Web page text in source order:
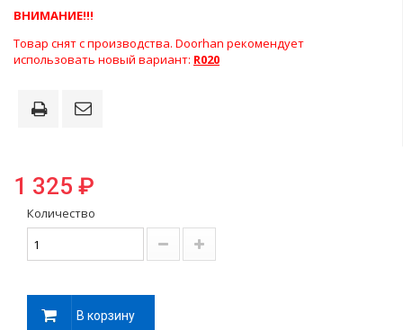
ВНИМАНИЕ!!!
Товар снят с производства. Doorhan рекомендует
использовать новый вариант: R020
1 325 ₽
Количество
В корзину